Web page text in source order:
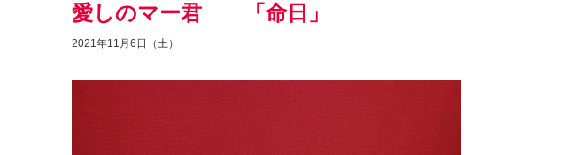
愛しのマー君 「命日」
2021年11月6日（土）